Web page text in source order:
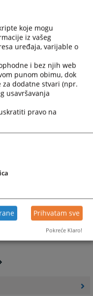
suda u Prijedoru
Danijela Elenkov
koje mogu
iz vašeg
uređaja, varijable o
i bez njih web
punom obimu, dok
dodatne stvari (npr.
usavršavanja
pravo na
Prihvatam sve
Pokreće Klaro!